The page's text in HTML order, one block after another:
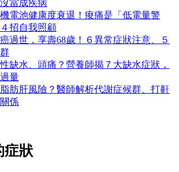
當成疾病
電池健康度衰退！痠痛是「低電量警
招自我照顧
過世，享壽68歲！６異常症狀注意、５
缺水、頭痛？營養師揭７大缺水症狀，
量
肪肝風險？醫師解析代謝症候群、打鼾
係
症狀